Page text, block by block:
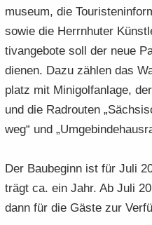
mu­se­um, die
sowie die Herrn­hu­ter
ti­v­an­ge­bo­te soll der neue
die­nen. Dazu zäh­len das
platz mit Mi­ni­golf­an­la­ge,
und die Rad­rou­ten
weg“ und
Der Bau­be­ginn ist für Juli
trägt ca. ein Jahr. Ab Juli
dann für die Gäste zur